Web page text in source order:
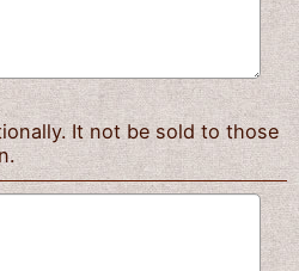
It not be sold to those